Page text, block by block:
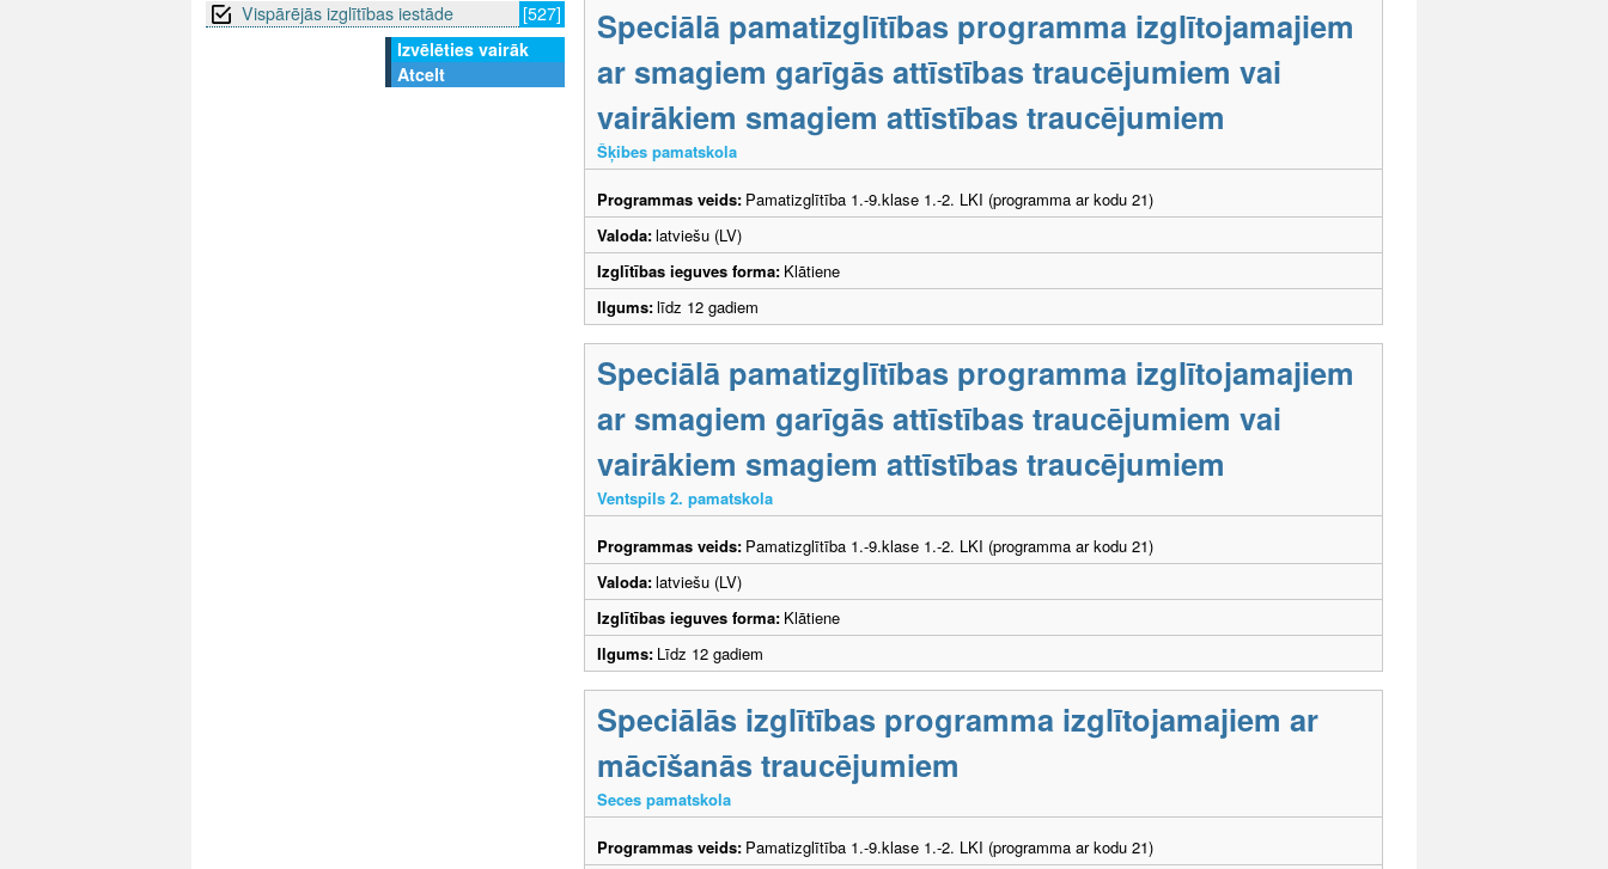
Vispārējās izglītības iestāde
[527]
Izvēlēties vairāk
Atcelt
Speciālā pamatizglītības programma izglītojamajiem
ar smagiem garīgās attīstības traucējumiem vai
vairākiem smagiem attīstības traucējumiem
Šķibes pamatskola
Programmas veids: Pamatizglītība 1.-9.klase 1.-2. LKI (programma ar kodu 21)
Valoda:latviešu (LV)
Izglītības ieguves forma: Klātiene
Ilgums:līdz 12 gadiem
Speciālā pamatizglītības programma izglītojamajiem
ar smagiem garīgās attīstības traucējumiem vai
vairākiem smagiem attīstības traucējumiem
Ventspils 2. pamatskola
Programmas veids: Pamatizglītība 1.-9.klase 1.-2. LKI (programma ar kodu 21)
Valoda:latviešu (LV)
Izglītības ieguves forma: Klātiene
Ilgums: Līdz 12 gadiem
Speciālās izglītības programma izglītojamajiem ar
mācīšanās traucējumiem
Seces pamatskola
Programmas veids: Pamatizglītība 1.-9.klase 1.-2. LKI (programma ar kodu 21)